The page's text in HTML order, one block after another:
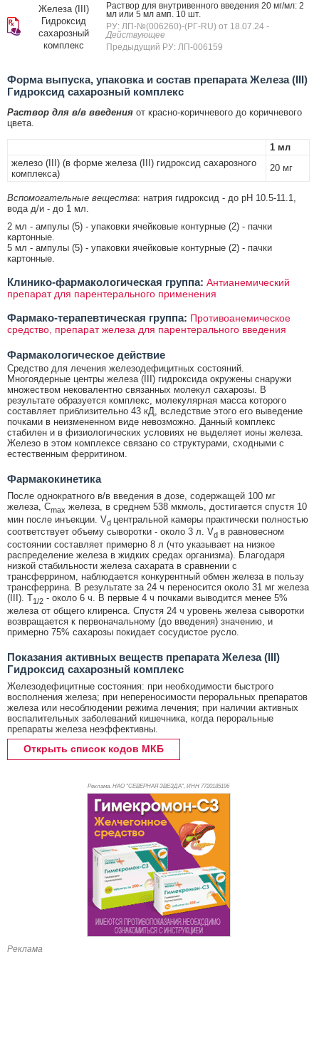
Железа (III)
Гидроксид
сахарозный
комплекс
Раствор для внутривенного введения 20 мг/мл: 2
мл или 5 мл амп. 10 шт.
РУ: ЛП-№(006260)-(РГ-RU) от 18.07.24 -
Действующее
Предыдущий РУ: ЛП-006159
Форма выпуска, упаковка и состав препарата Железа (III)
Гидроксид сахарозный комплекс
Раствор для в/в введения от красно-коричневого до коричневого
цвета.
1 мл
железо (III) (в форме железа (III) гидроксид сахарозного
комплекса)
20 мг
Вспомогательные вещества: натрия гидроксид - до рН 10.5-11.1,
вода д/и - до 1 мл.
2 мл - ампулы (5) - упаковки ячейковые контурные (2) - пачки
картонные.
5 мл - ампулы (5) - упаковки ячейковые контурные (2) - пачки
картонные.
Клинико-фармакологическая группа: Антианемический
препарат для парентерального применения
Фармако-терапевтическая группа: Противоанемическое
средство, препарат железа для парентерального введения
Фармакологическое действие
Средство для лечения железодефицитных состояний.
Многоядерные центры железа (III) гидроксида окружены снаружи
множеством нековалентно связанных молекул сахарозы. В
результате образуется комплекс, молекулярная масса которого
составляет приблизительно 43 кД, вследствие этого его выведение
почками в неизмененном виде невозможно. Данный комплекс
стабилен и в физиологических условиях не выделяет ионы железа.
Железо в этом комплексе связано со структурами, сходными с
естественным ферритином.
Фармакокинетика
После однократного в/в введения в дозе, содержащей 100 мг
железа, Cmax железа, в среднем 538 мкмоль, достигается спустя 10
мин после инъекции. Vd центральной камеры практически полностью
соответствует объему сыворотки - около 3 л. Vd в равновесном
состоянии составляет примерно 8 л (что указывает на низкое
распределение железа в жидких средах организма). Благодаря
низкой стабильности железа сахарата в сравнении с
трансферрином, наблюдается конкурентный обмен железа в пользу
трансферрина. В результате за 24 ч переносится около 31 мг железа
(III). T1/2 - около 6 ч. В первые 4 ч почками выводится менее 5%
железа от общего клиренса. Спустя 24 ч уровень железа сыворотки
возвращается к первоначальному (до введения) значению, и
примерно 75% сахарозы покидает сосудистое русло.
Показания активных веществ препарата Железа (III)
Гидроксид сахарозный комплекс
Железодефицитные состояния: при необходимости быстрого
восполнения железа; при непереносимости пероральных препаратов
железа или несоблюдении режима лечения; при наличии активных
воспалительных заболеваний кишечника, когда пероральные
препараты железа неэффективны.
Открыть список кодов МКБ
Реклама. НАО "СЕВЕРНАЯ ЗВЕЗДА", ИНН 7720185196
Реклама